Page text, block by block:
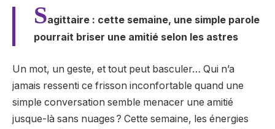
Sagittaire : cette semaine, une simple parole
pourrait briser une amitié selon les astres
Un mot, un geste, et tout peut basculer… Qui n’a
jamais ressenti ce frisson inconfortable quand une
simple conversation semble menacer une amitié
jusque-là sans nuages ? Cette semaine, les énergies